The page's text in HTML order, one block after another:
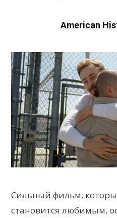
American
Сильный фильм,
становится любимым,